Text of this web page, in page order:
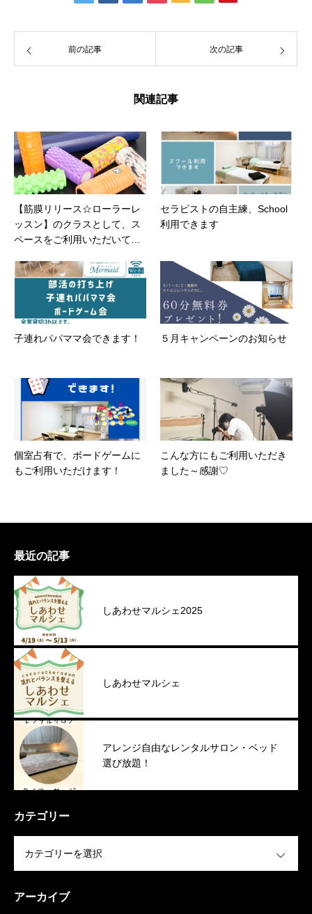
前の記事 次の記事
関連記事
【筋膜リリース☆ローラーレ
ッスン】のクラスとして、ス
ペースをご利用いただいてま
セラピストの自主練、School
利用できます
子連れパパママ会できます！ ５月キャンペーンのお知らせ
個室占有で、ボードゲームに
もご利用いただけます！
こんな方にもご利用いただき
ました～感謝♡
最近の記事
しあわせマルシェ2025
しあわせマルシェ
アレンジ自由なレンタルサロン・ベッド
選び放題！
カテゴリー
アーカイブ